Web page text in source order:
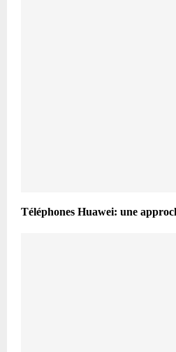
Téléphones Huawei: une